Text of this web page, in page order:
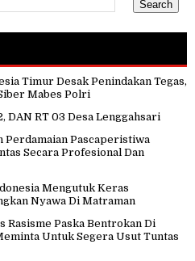
Timur Desak Penindakan Tegas,
Mabes Polri
DAN RT 03 Desa Lenggahsari
Perdamaian Pascaperistiwa
Secara Profesional Dan
Mengutuk Keras
Nyawa Di Matraman
Rasisme Paska Bentrokan Di
Untuk Segera Usut Tuntas